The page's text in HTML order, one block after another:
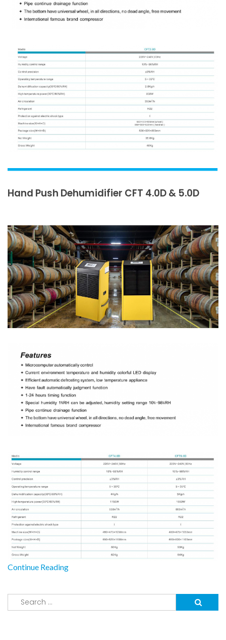
Hand Push Dehumidifier CFT 4.0D & 5.0D
Continue Reading
Search
for: